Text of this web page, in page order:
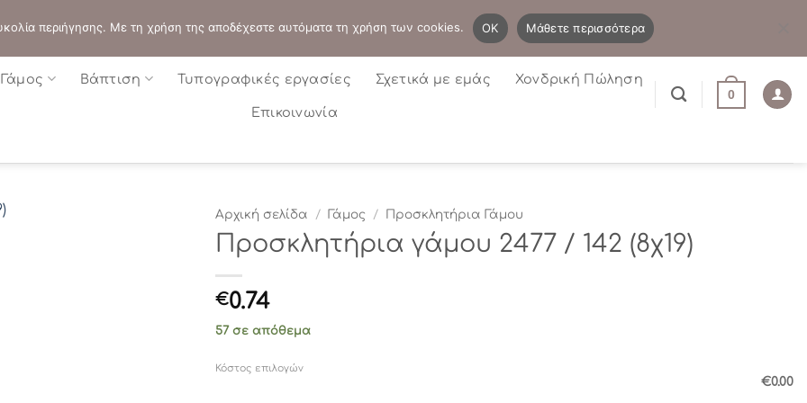
Η λίστα μου Newsletter
Γάμος Βάπτιση Τυπογραφικές εργασίες Σχετικά με εμάς Χονδρική Πώληση
Επικοινωνία
0
Αρχική σελίδα / Γάμος / Προσκλητήρια Γάμου
Προσκλητήρια γάμου 2477 / 142 (8χ19)
€0.74
57 σε απόθεμα
Κόστος επιλογών
€0.00
περιήγησης. Με τη χρήση της αποδέχεστε αυτόματα τη χρήση των cookies. OK Μάθετε περισσότερα